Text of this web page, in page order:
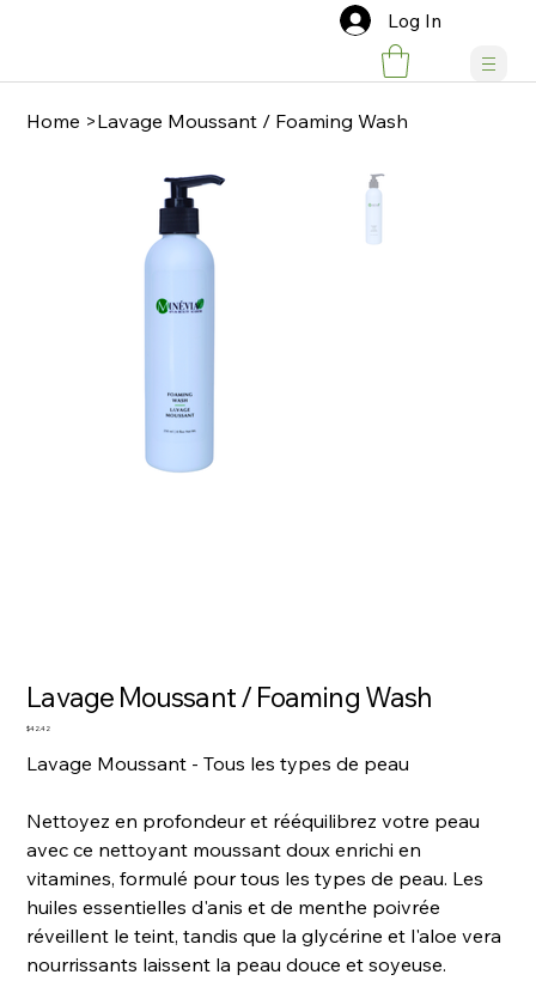
Log In
Home >Lavage Moussant / Foaming Wash
Lavage Moussant / Foaming Wash
Price
$42.42
Lavage Moussant - Tous les types de peau
Nettoyez en profondeur et rééquilibrez votre peau
avec ce nettoyant moussant doux enrichi en
vitamines, formulé pour tous les types de peau. Les
huiles essentielles d'anis et de menthe poivrée
réveillent le teint, tandis que la glycérine et l'aloe vera
nourrissants laissent la peau douce et soyeuse.